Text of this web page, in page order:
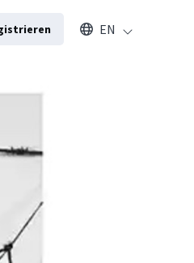
Select an available language
EN